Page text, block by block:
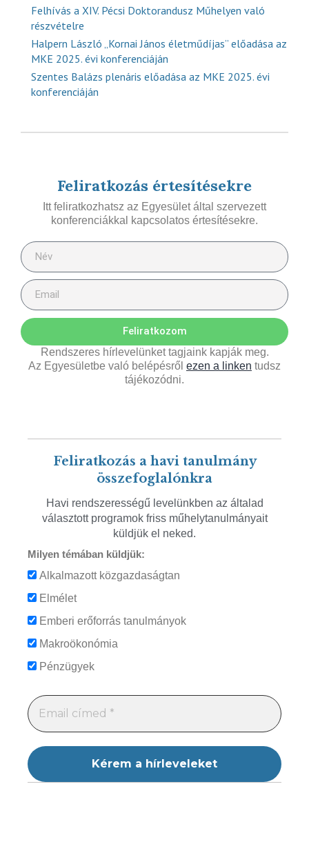
Felhívás a XIV. Pécsi Doktorandusz Műhelyen való
részvételre
Halpern László „Kornai János életműdíjas” előadása az
MKE 2025. évi konferenciáján
Szentes Balázs plenáris előadása az MKE 2025. évi
konferenciáján
Feliratkozás értesítésekre
Itt feliratkozhatsz az Egyesület által szervezett
konferenciákkal kapcsolatos értesítésekre.
Feliratkozom
Rendszeres hírlevelünket tagjaink kapják meg.
Az Egyesületbe való belépésről ezen a linken tudsz
tájékozódni.
Feliratkozás a havi tanulmány
összefoglalónkra
Havi rendszerességű levelünkben az általad
választott programok friss műhelytanulmányait
küldjük el neked.
Milyen témában küldjük:
Alkalmazott közgazdaságtan
Elmélet
Emberi erőforrás tanulmányok
Makroökonómia
Pénzügyek